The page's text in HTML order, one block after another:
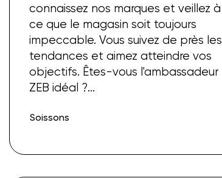
Soissons
connaissez nos marques et veillez à
ce que le magasin soit toujours
impeccable. Vous suivez de près les
tendances et aimez atteindre vos
objectifs. Êtes-vous l'ambassadeur
ZEB idéal ?...